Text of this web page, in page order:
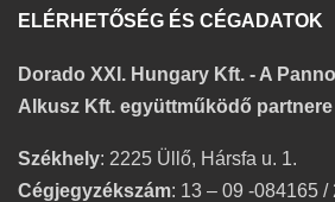
ELÉRHETŐSÉG ÉS CÉGADATOK
Dorado XXI. Hungary Kft. - A
Alkusz Kft. együttműködő partnere
Székhely: 2225 Üllő, Hársfa u. 1.
Cégjegyzékszám: 13 – 09 -084165 /